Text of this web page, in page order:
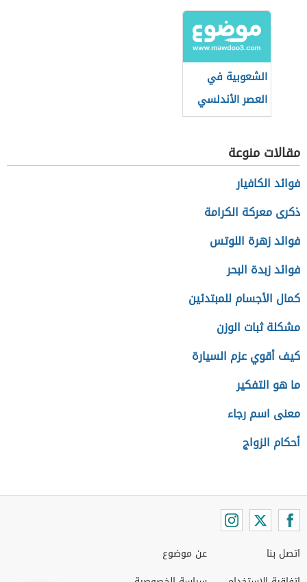
الشعوبية في
العصر الأندلسي
مقالات منوعة
فوائد الكافيار
ذكرى معركة الكرامة
فوائد زهرة اللوتس
فوائد زبدة البحر
كمال الأجسام للمبتدئين
مشكلة ثبات الوزن
كيف أقوي عزم السيارة
ما هو التفكير
معنى اسم رجاء
أحكام الزواج
اتصل بنا
عن موضوع